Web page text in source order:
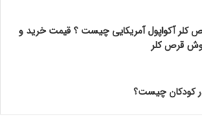
کلر آکواپول آمریکایی چیست ؟ قیمت خرید و
قرص کلر
کودکان چیست؟